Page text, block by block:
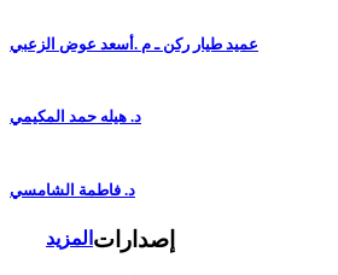
عميد طيار ركن ـ م .أسعد عوض الزعبي
د. هيله حمد المكيمي
د. فاطمة الشامسي
المزيد إصدارات